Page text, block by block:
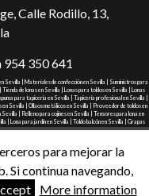
Calle Rodillo, 13,
954 350 641
Sevilla | Materiales de confección en Sevilla |
Suministros para
Tienda de lonas en Sevilla | Lonas para toldos en Sevilla |
Lonas
para tapicería en Sevilla | Tapicería profesional en Sevilla |
Sevilla | Ollaos metálicos en Sevilla |
Proveedor de toldos en
Sevilla | Relleno para cojines en Sevilla | Tensores para lona en
| Lona para jardín en Sevilla | Toldo balcón en Sevilla | Grapas
de Marketing Digital
para mejorar la
Si continua navegando,
More information